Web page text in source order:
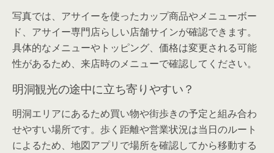
写真では、アサイーを使ったカップ商品やメニューボー
ド、アサイー専門店らしい店舗サインが確認できます。
具体的なメニューやトッピング、価格は変更される可能
性があるため、来店時のメニューで確認してください。
明洞観光の途中に立ち寄りやすい？
明洞エリアにあるため買い物や街歩きの予定と組み合わ
せやすい場所です。歩く距離や営業状況は当日のルート
によるため、地図アプリで場所を確認してから移動する